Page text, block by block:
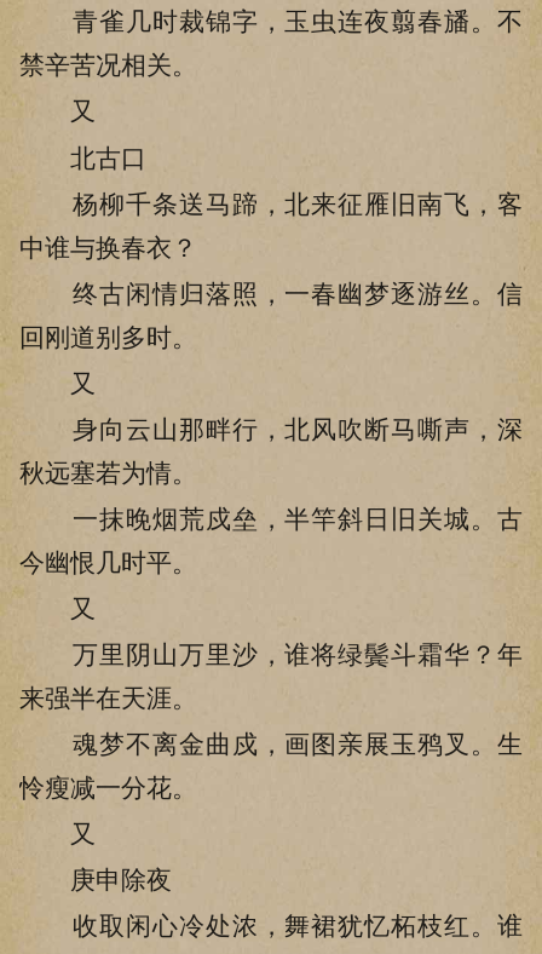
青雀几时裁锦字，玉虫连夜翦春旙。不
禁辛苦况相关。
又
北古口
杨柳千条送马蹄，北来征雁旧南飞，客
中谁与换春衣？
终古闲情归落照，一春幽梦逐游丝。信
回刚道别多时。
又
身向云山那畔行，北风吹断马嘶声，深
秋远塞若为情。
一抹晚烟荒戍垒，半竿斜日旧关城。古
今幽恨几时平。
又
万里阴山万里沙，谁将绿鬓斗霜华？年
来强半在天涯。
魂梦不离金曲戍，画图亲展玉鸦叉。生
怜瘦减一分花。
又
庚申除夜
收取闲心冷处浓，舞裙犹忆柘枝红。谁